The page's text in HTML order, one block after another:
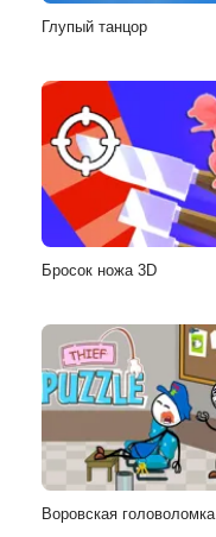
Глупый танцор
Бросок ножа 3D
Воровская головоломка